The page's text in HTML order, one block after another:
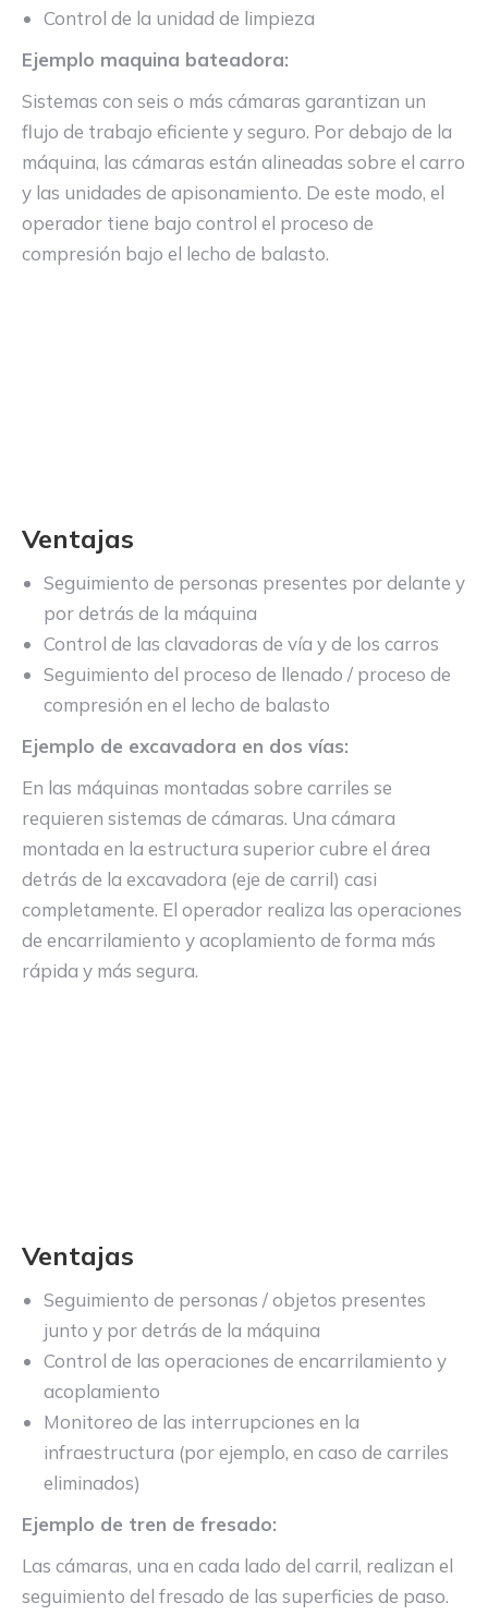
Control de la unidad de limpieza
Ejemplo maquina bateadora:
Sistemas con seis o más cámaras garantizan un
flujo de trabajo eficiente y seguro. Por debajo de la
máquina, las cámaras están alineadas sobre el carro
y las unidades de apisonamiento. De este modo, el
operador tiene bajo control el proceso de
compresión bajo el lecho de balasto.
Ventajas
Seguimiento de personas presentes por delante y
por detrás de la máquina
Control de las clavadoras de vía y de los carros
Seguimiento del proceso de llenado / proceso de
compresión en el lecho de balasto
Ejemplo de excavadora en dos vías:
En las máquinas montadas sobre carriles se
requieren sistemas de cámaras. Una cámara
montada en la estructura superior cubre el área
detrás de la excavadora (eje de carril) casi
completamente. El operador realiza las operaciones
de encarrilamiento y acoplamiento de forma más
rápida y más segura.
Ventajas
Seguimiento de personas / objetos presentes
junto y por detrás de la máquina
Control de las operaciones de encarrilamiento y
acoplamiento
Monitoreo de las interrupciones en la
infraestructura (por ejemplo, en caso de carriles
eliminados)
Ejemplo de tren de fresado:
Las cámaras, una en cada lado del carril, realizan el
seguimiento del fresado de las superficies de paso.